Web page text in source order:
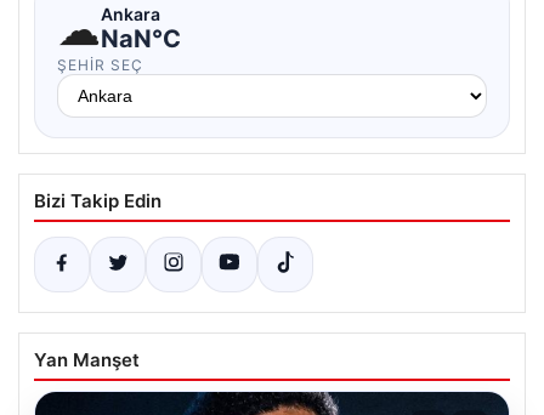
☁Ankara
NaN°C
ŞEHIR SEÇ
Bizi Takip Edin
Yan Manşet